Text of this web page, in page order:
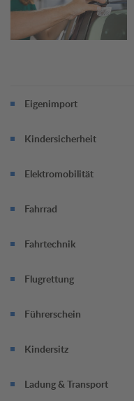
Eigenimport
Kindersicherheit
Elektromobilität
Fahrrad
Fahrtechnik
Flugrettung
Führerschein
Kindersitz
Ladung & Transport